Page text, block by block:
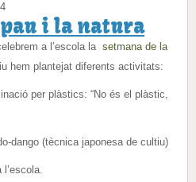
i la natura
a l’escola la setmana de la
hem plantejat diferents activitats:
per plàstics: “No és el plàstic,
dango (tècnica japonesa de cultiu)
l’escola.